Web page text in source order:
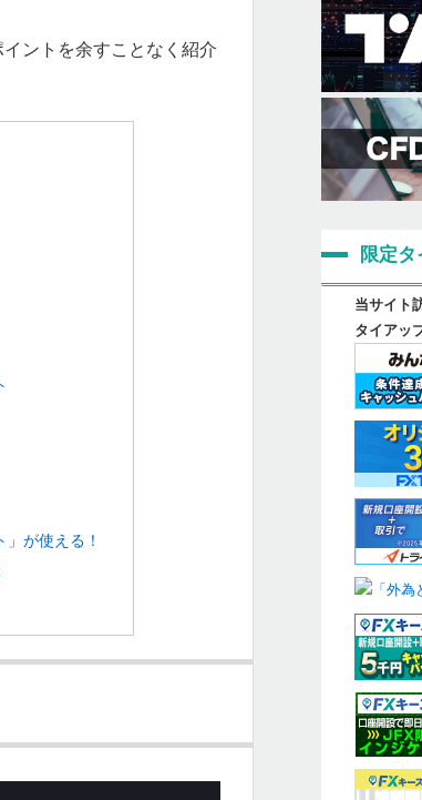
ントを余すことなく紹介
が使える！
限定
当サイト
タイアッ